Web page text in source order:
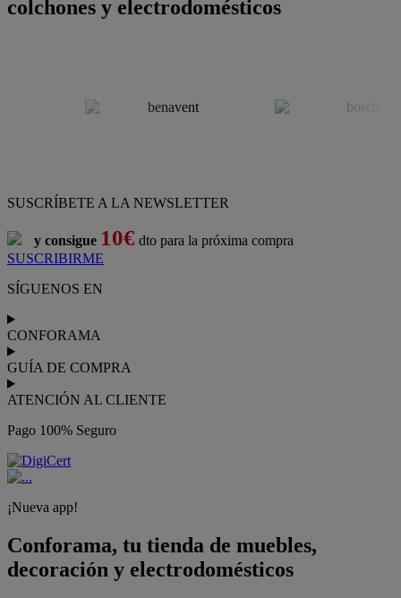
colchones y electrodomésticos
SUSCRÍBETE A LA NEWSLETTER
y consigue 10€ dto para la próxima compra
SUSCRIBIRME
SÍGUENOS EN
CONFORAMA
GUÍA DE COMPRA
ATENCIÓN AL CLIENTE
Pago 100% Seguro
¡Nueva app!
Conforama, tu tienda de muebles,
decoración y electrodomésticos